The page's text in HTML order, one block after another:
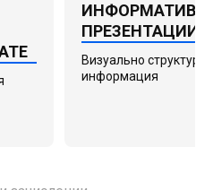
ПРЕЗЕНТАЦИИ
Визуально
информация